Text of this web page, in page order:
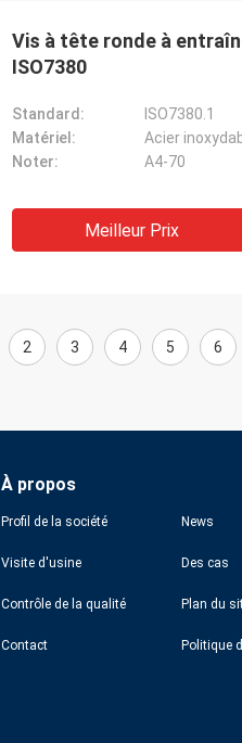
Vis à tête ronde à
ISO7380
Standard:
ISO7380.1
Matériel:
Acier
Noter:
A4-70
Meilleur Prix
2 3 4 5 6
À propos
Profil de la société
Visite d'usine
Contrôle de la qualité
Contact
News
Des cas
Plan du